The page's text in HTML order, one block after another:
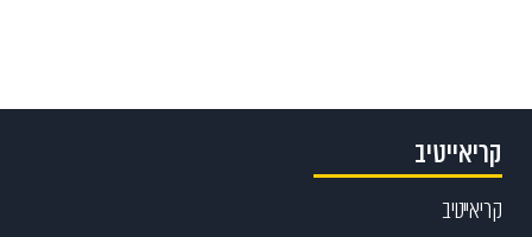
קריאייטיב
קריאייטיב